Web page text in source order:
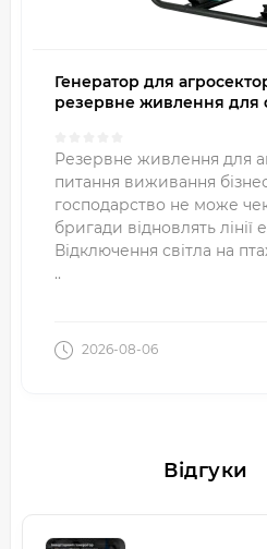
Генератор для
резервне живлення для
Резервне живлення для
питання виживання
господарство не може
бригади відновлять лінії
Відключення світла на
..
2026-08-06
Відгуки